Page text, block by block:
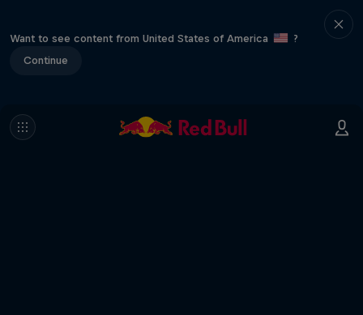
Want to see content from United States of America
?
Continue